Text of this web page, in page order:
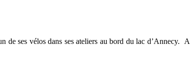
de ses vélos dans ses ateliers au bord du lac d’Annecy. A